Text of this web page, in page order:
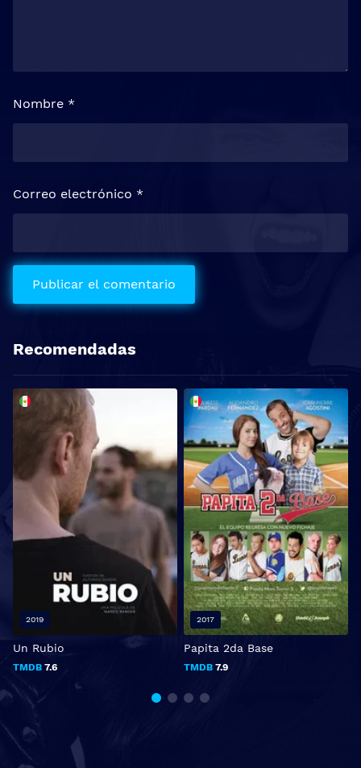
Nombre *
Correo electrónico *
Recomendadas
Un Rubio
TMDB 7.6
2019
Papita 2da Base
TMDB 7.9
2017